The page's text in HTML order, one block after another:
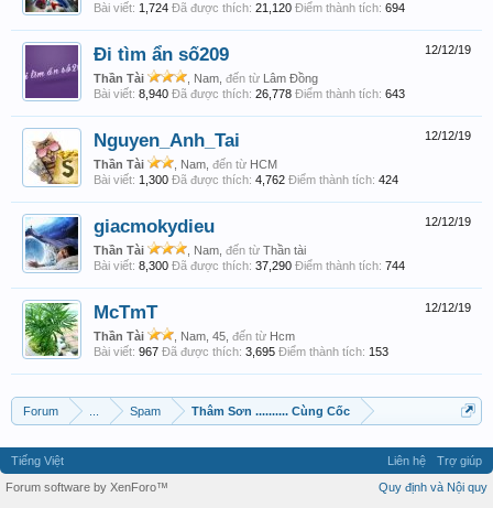
Bài viết: 1,724 Đã được thích: 21,120 Điểm thành tích: 694
12/12/19
Đi tìm ẩn số209
Thần Tài , Nam, đến từ Lâm Đồng
Bài viết: 8,940 Đã được thích: 26,778 Điểm thành tích: 643
12/12/19
Nguyen_Anh_Tai
Thần Tài , Nam, đến từ HCM
Bài viết: 1,300 Đã được thích: 4,762 Điểm thành tích: 424
12/12/19
giacmokydieu
Thần Tài , Nam, đến từ Thần tài
Bài viết: 8,300 Đã được thích: 37,290 Điểm thành tích: 744
12/12/19
McTmT
Thần Tài , Nam, 45, đến từ Hcm
Bài viết: 967 Đã được thích: 3,695 Điểm thành tích: 153
Forum Spam Thâm Sơn .......... Cùng Cốc
Tiếng Việt Liên hệ
Trợ giúp
Quy định và Nội quy
Forum software by XenForo™